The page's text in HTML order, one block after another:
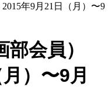
年9月21日（月）〜9
部会員）
）〜9月